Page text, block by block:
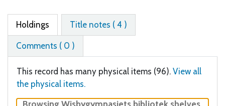
Holdings Title notes ( 4 )
Comments ( 0 )
This record has many physical items (96). View all
the physical items.
Browsing Wisbygymnasiets bibliotek shelves